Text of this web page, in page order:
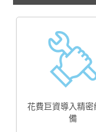
花費巨資導入精密
備